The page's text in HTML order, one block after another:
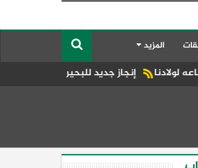
المزيد
جديد للبحيرة.. شبراخيت وبدر ضمن أفضل 10 وحدات محلية على مستوى الجمهورية بجائزة مصر للتميز الحكومي